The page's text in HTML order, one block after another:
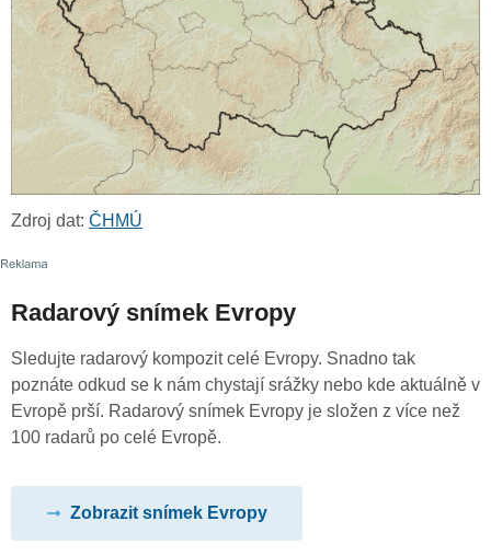
Zdroj dat: ČHMÚ
Radarový snímek Evropy
Sledujte radarový kompozit celé Evropy. Snadno tak
poznáte odkud se k nám chystají srážky nebo kde aktuálně v
Evropě prší. Radarový snímek Evropy je složen z více než
100 radarů po celé Evropě.
Zobrazit snímek Evropy